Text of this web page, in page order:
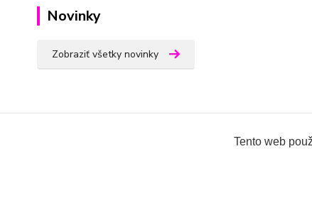
Novinky
Zobraziť všetky novinky
Tento web